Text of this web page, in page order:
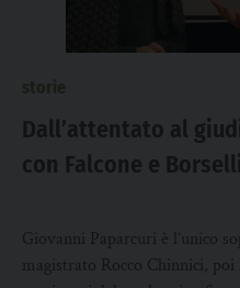
Dall’attentato al
con Falcone e
Giovanni Paparcuri è l’unico
magistrato Rocco Chinnici,